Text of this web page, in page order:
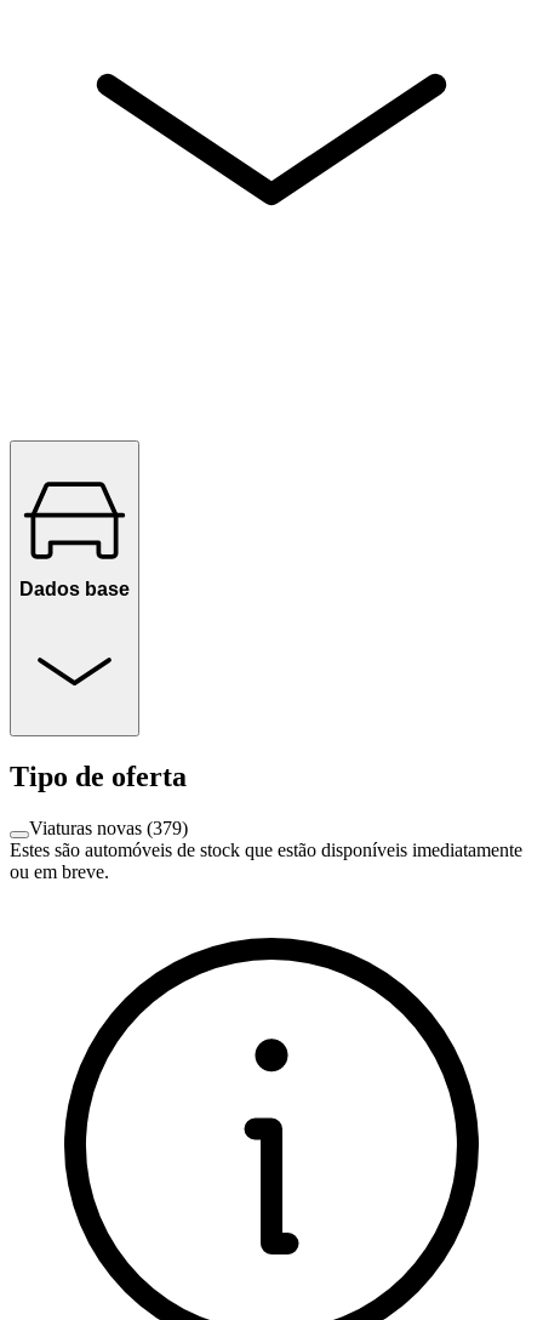
Dados base
Tipo de oferta
Viaturas novas (379)
Estes são automóveis de stock que estão disponíveis imediatamente
ou em breve.